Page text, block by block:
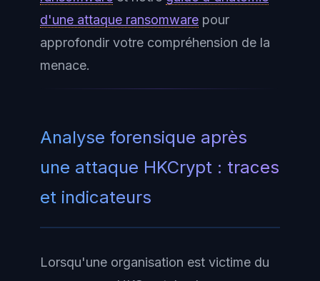
d'une attaque ransomware pour
approfondir votre compréhension de la
menace.
Analyse forensique après
une attaque HKCrypt : traces
et indicateurs
Lorsqu'une organisation est victime du